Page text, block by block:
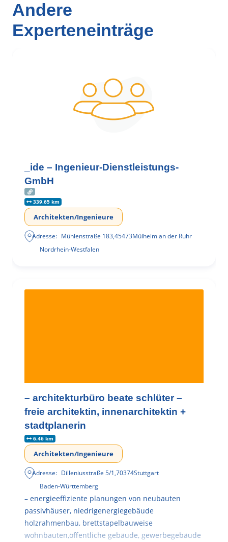
Andere
Experteneinträge
_ide – Ingenieur-Dienstleistungs-
GmbH
339.65 km
Architekten/Ingenieure
Adresse: Mühlenstraße 183,45473Mülheim an der Ruhr
Nordrhein-Westfalen
– architekturbüro beate schlüter –
freie architektin, innenarchitektin +
stadtplanerin
6.46 km
Architekten/Ingenieure
Adresse: Dilleniusstraße 5/1,70374Stuttgart
Baden-Württemberg
– energieeffiziente planungen von neubauten
passivhäuser, niedrigenergiegebäude
holzrahmenbau, brettstapelbauweise
wohnbauten,öffentliche gebäude, gewerbegebäude